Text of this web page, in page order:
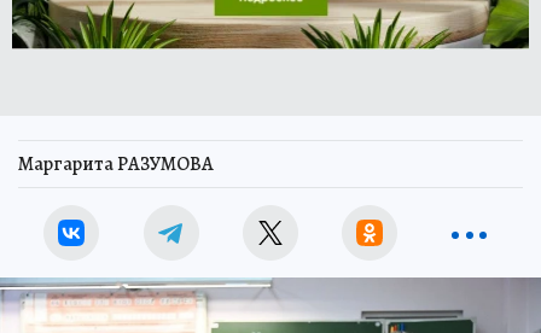
Маргарита РАЗУМОВА